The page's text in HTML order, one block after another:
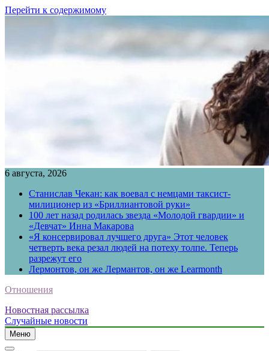
Перейти к содержимому
6 августа, 2026
Станислав Чекан: как воевал с немцами таксист-
милиционер из «Бриллиантовой руки»
100 лет назад родилась звезда «Молодой гвардии» и
«Девчат» Инна Макарова
«Я консервировал лучшего друга» Этот человек
четверть века резал людей на потеху толпе. Теперь
разрежут его
Лермонтов, он же Лермантов, он же Learmonth
Отношения
Новостная рассылка
Случайные новости
Меню